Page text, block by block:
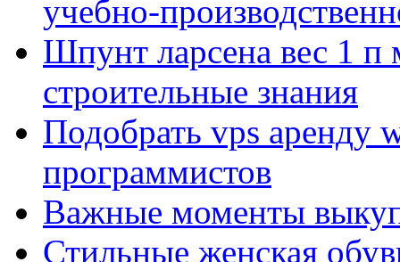
учебно-
Шпунт ларсена вес 1 п
строительные знания
Подобрать vps аренду
программистов
Важные моменты
Стильные женская